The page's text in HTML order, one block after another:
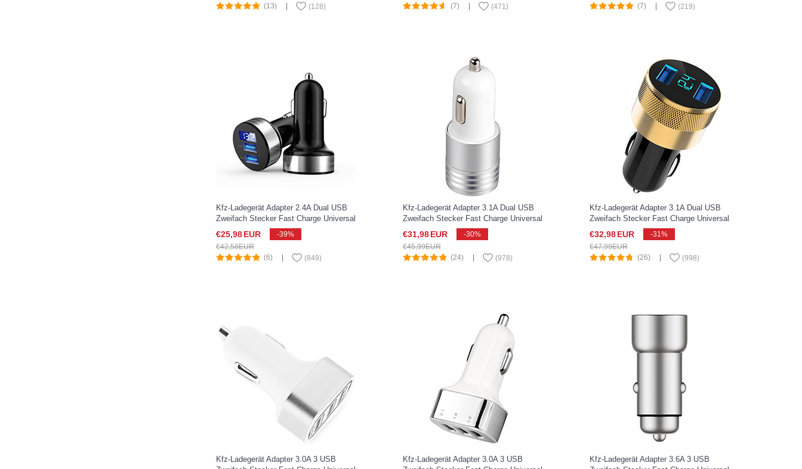
(13)
(128)
(7)
(471)
(7)
(219)
Kfz-Ladegerät Adapter 2.4A Dual USB
Zweifach Stecker Fast Charge Universal
für Sony Xperia XZ2 Compact Schwarz
€25,98EUR
-39%
€42,58EUR
(6)
(849)
Kfz-Ladegerät Adapter 3.1A Dual USB
Zweifach Stecker Fast Charge Universal
U04 für Sony Xperia XZ2 Compact Weiß
€31,98EUR
-30%
€45,99EUR
(24)
(978)
Kfz-Ladegerät Adapter 3.1A Dual USB
Zweifach Stecker Fast Charge Universal
U06 für Sony Xperia XZ2 Compact
Schwarz
€32,98EUR
-31%
€47,99EUR
(26)
(998)
Kfz-Ladegerät Adapter 3.0A 3 USB
Kfz-Ladegerät Adapter 3.0A 3 USB
Kfz-Ladegerät Adapter 3.6A 3 USB